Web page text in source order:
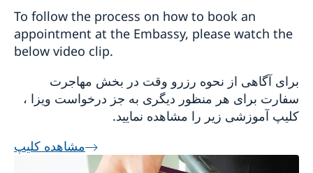
To follow the process on how to book an
appointment at the Embassy, please watch the
below video clip.
برای آگاهی از نحوه رزرو وقت در بخش مهاجرت
سفارت برای هر منظور دیگری به جز درخواست ویزا ،
کلیپ آموزشی زیر را مشاهده نمایید.
مشاهده کلیپ